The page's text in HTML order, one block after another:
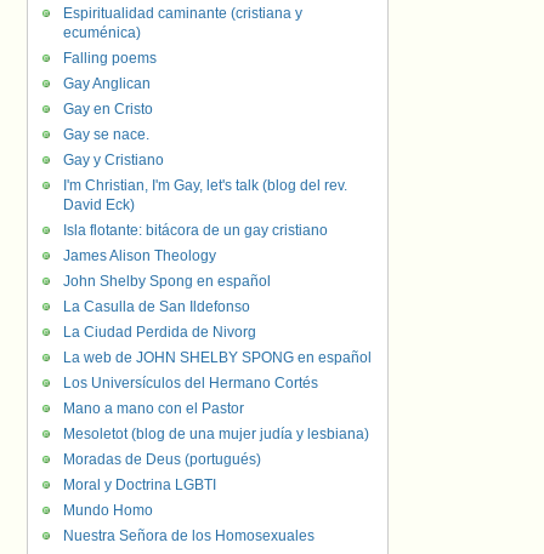
Espiritualidad caminante (cristiana y
ecuménica)
Falling poems
Gay Anglican
Gay en Cristo
Gay se nace.
Gay y Cristiano
I'm Christian, I'm Gay, let's talk (blog del rev.
David Eck)
Isla flotante: bitácora de un gay cristiano
James Alison Theology
John Shelby Spong en español
La Casulla de San Ildefonso
La Ciudad Perdida de Nivorg
La web de JOHN SHELBY SPONG en español
Los Universículos del Hermano Cortés
Mano a mano con el Pastor
Mesoletot (blog de una mujer judía y lesbiana)
Moradas de Deus (portugués)
Moral y Doctrina LGBTI
Mundo Homo
Nuestra Señora de los Homosexuales